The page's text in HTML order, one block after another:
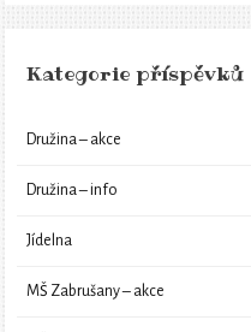
Kategorie příspěvků
Družina – akce
Družina – info
Jídelna
MŠ Zabrušany – akce